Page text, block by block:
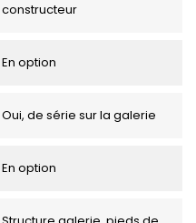
constructeur
En option
Oui, de série sur la galerie
En option